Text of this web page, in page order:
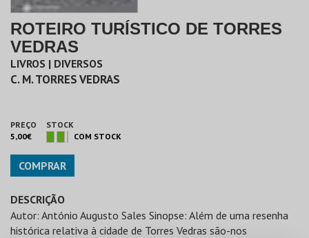
ROTEIRO TURÍSTICO DE TORRES
VEDRAS
LIVROS | DIVERSOS
C. M. TORRES VEDRAS
PREÇO
5,00€
STOCK
COM STOCK
COMPRAR
DESCRIÇÃO
Autor: António Augusto Sales Sinopse: Além de uma resenha
histórica relativa à cidade de Torres Vedras são-nos